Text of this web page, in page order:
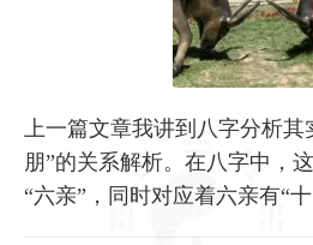
上一篇文章我讲到八字分析其
朋”的关系解析。在八字中，
“六亲”，同时对应着六亲有“